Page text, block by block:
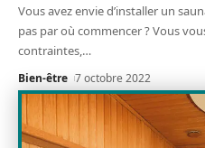
Vous avez envie d’installer un
pas par où commencer ? Vous
contraintes,…
Bien-être 7 octobre 2022